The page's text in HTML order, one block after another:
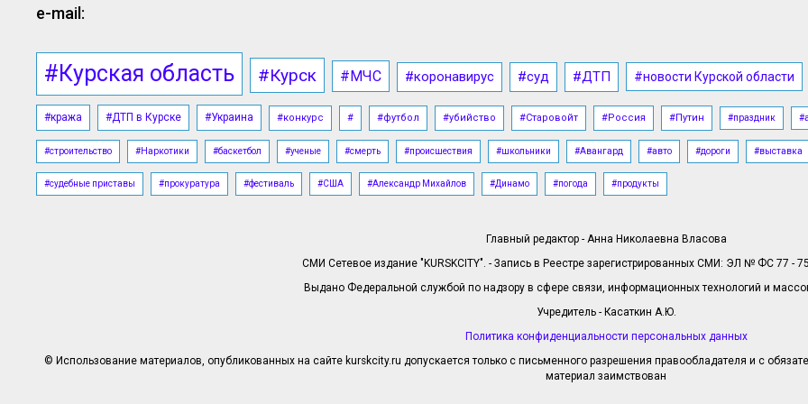
e-mail:
#Курская область #Курск #МЧС #коронавирус #суд #ДТП #новости Курской области
#кража #ДТП в Курске #Украина #конкурс # #футбол #убийство #Старовойт #Россия #Путин #праздник
#строительство #Наркотики #баскетбол #ученые #смерть #происшествия #школьники #Авангард #авто #дороги #выставка
#судебные приставы #прокуратура #фестиваль #США #Александр Михайлов #Динамо #погода #продукты
Главный редактор - Анна Николаевна Власова
СМИ Сетевое издание "KURSKCITY". - Запись в Реестре зарегистрированных СМИ: ЭЛ № ФС 77 -
Выдано Федеральной службой по надзору в сфере связи, информационных технологий и
Учредитель - Касаткин А.Ю.
Политика конфиденциальности персональных данных
© Использование материалов, опубликованных на сайте kurskcity.ru допускается только с письменного разрешения правообладателя и с
материал заимствован